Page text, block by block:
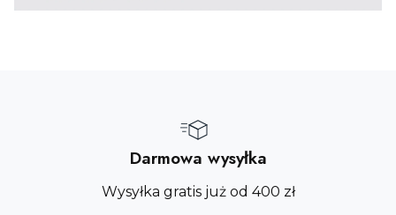
Darmowa wysyłka
Wysyłka gratis już od 400 zł